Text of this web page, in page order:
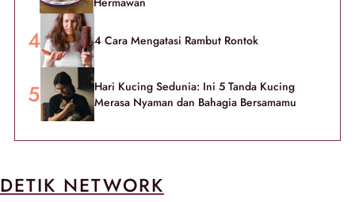
4 Cara Mengatasi Rambut Rontok
Hari Kucing Sedunia: Ini 5 Tanda Kucing
Merasa Nyaman dan Bahagia Bersamamu
DETIK NETWORK